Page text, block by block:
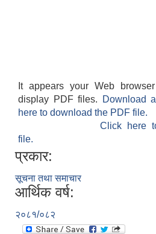
It appears your Web
display PDF files.
Download
here to download the PDF file.
Click here
file.
प्रकार:
सूचना तथा समाचार
आर्थिक वर्ष:
२०८१/०८२